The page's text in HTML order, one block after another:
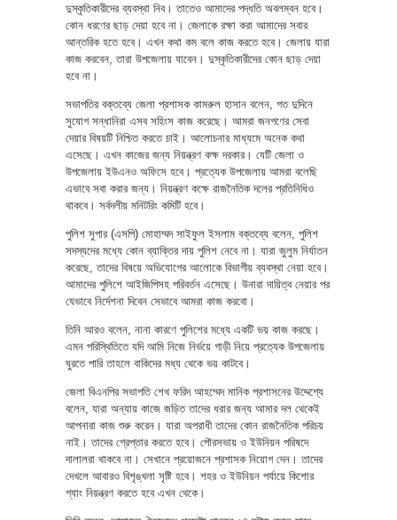
দুস্কৃতিকারীদের ব্যবস্থা নিব। তাতেও আমাদের পদ্ধতি অবলম্বন হবে।
কোন ধরণের ছাড় দেয়া হবে না। জেলাকে রক্ষা করা আমাদের সবার
আন্তরিক হতে হবে। এখন কথা কম বলে কাজ করতে হবে। জেলায় যারা
কাজ করবেন, তারা উপজেলায় যাবেন। দুস্কৃতিকারীদের কোন ছাড় দেয়া
হবে না।
সভাপতির বক্তব্যে জেলা প্রশাসক কামরুল হাসান বলেন, গত দুদিনে
সুযোগ সন্ধানিরা এসব সহিংস কাজ করেছে। আমরা জনগণের সেবা
দেয়ার বিষয়টি নিশ্চিত করতে চাই। আলোচনার মাধ্যমে অনেক কথা
এসেছে। এখন কাজের জন্য নিয়ন্ত্রণ কক্ষ দরকার। যেটি জেলা ও
উপজেলায় ইউএনও অফিসে হবে। প্রত্যেক উপজেলায় আমরা বলেছি
এভাবে সবা করার জন্য। নিয়ন্ত্রণ কক্ষে রাজনৈতিক দলের প্রতিনিধিও
থাকবে। সর্বদলীয় মনিটরিং কমিটি হবে।
পুলিশ সুপার (এসপি) মোহাম্মদ সাইফুল ইসলাম বক্তব্যে বলেন, পুলিশ
সদস্যদের মধ্যে কোন ব্যাক্তির দায় পুলিশ নেবে না। যারা জুলুম নির্যাতন
করেছে, তাদের বিষয়ে অভিযোগের আলোকে বিভাগীয় ব্যবস্থা নেয়া হবে।
আমাদের পুলিশে আইজিপিসহ পরিবর্তন এসেছে। উনারা দায়িত্ব নেয়ার পর
যেভাবে নির্দেশনা দিবেন সেভাবে আমরা কাজ করবো।
তিনি আরও বলেন, নানা কারণে পুলিশের মধ্যে একটি ভয় কাজ করছে।
এমন পরিস্থিতিতে যদি আমি নিজে নির্ভয়ে গাড়ী নিয়ে প্রত্যেক উপজেলায়
ঘুরতে পারি তাহলে বাকিদের মধ্য থেকে ভয় কাটবে।
জেলা বিএনপির সভাপতি শেখ ফরিদ আহম্মেদ মানিক প্রশাসনের উদ্দেশ্যে
বলেন, যারা অন্যায় কাজে জড়িত তাদের ধরার জন্য আমার দল থেকেই
আপনারা কাজ শুরু করেন। যারা অপরাধী তাদের কোন রাজনৈতিক পরিচয়
নাই। তাদের গ্রেপ্তার করতে হবে। পৌরসভায় ও ইউনিয়ন পরিষদে
দালালরা থাকবে না। সেখানে প্রয়োজনে প্রশাসক নিয়োগ দেন। তাদের
দেখলে আবারও বিশৃঙ্খলা সৃষ্টি হবে। শহর ও ইউনিয়ন পর্যায়ে কিশোর
গ্যাং নিয়ন্ত্রণ করতে হবে এখন থেকে।